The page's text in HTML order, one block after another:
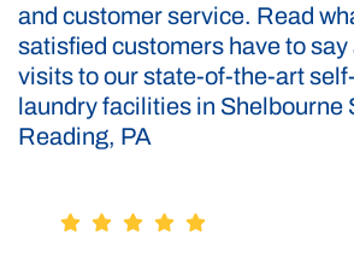
and customer service. Read
satisfied customers have to
visits to our state-of-the-art
laundry facilities in Shelbourne
Reading, PA